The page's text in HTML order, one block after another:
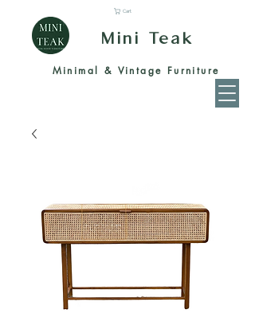
Mini Teak
Minimal & Vintage Furniture
Cart